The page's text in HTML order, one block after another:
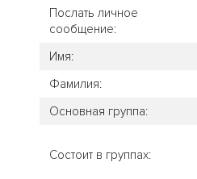
Послать личное
сообщение:
Имя:
Фамилия:
Основная группа:
Состоит в группах: